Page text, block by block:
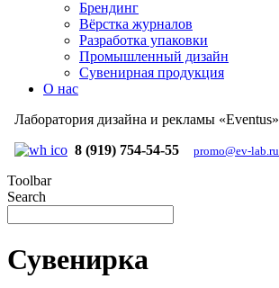
Брендинг
Вёрстка журналов
Разработка упаковки
Промышленный дизайн
Сувенирная продукция
О нас
Лаборатория дизайна и рекламы «Eventus»
8 (919) 754-54-55
promo@ev-lab.ru
Toolbar
Search
Сувенирка